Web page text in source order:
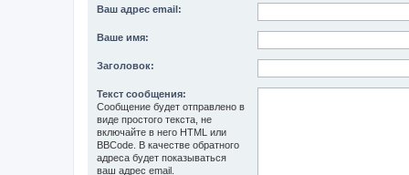
Ваш адрес email:
Ваше имя:
Заголовок:
Текст сообщения:
Сообщение будет отправлено в
виде простого текста, не
включайте в него HTML или
BBCode. В качестве обратного
адреса будет показываться
ваш адрес email.